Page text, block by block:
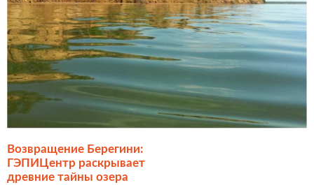
Возвращение Берегини:
ГЭПИЦентр раскрывает
древние тайны озера